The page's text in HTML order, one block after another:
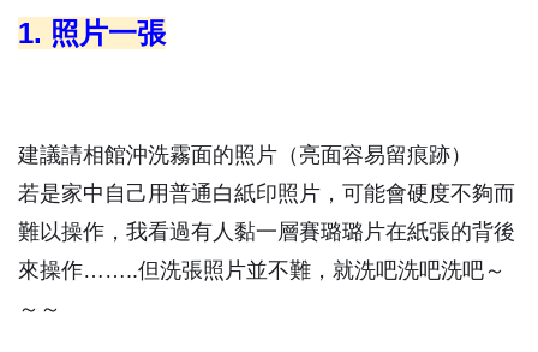
1. 照片一張
建議請相館沖洗霧面的照片（亮面容易留痕跡）
若是家中自己用普通白紙印照片，可能會硬度不夠而
難以操作，我看過有人黏一層賽璐璐片在紙張的背後
來操作……..但洗張照片並不難，就洗吧洗吧洗吧～
～～